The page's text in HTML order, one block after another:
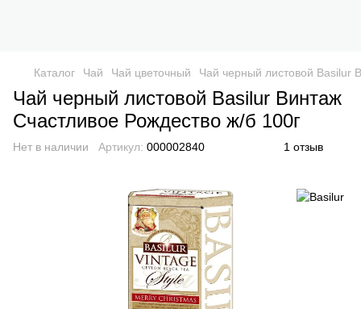
Каталог Чай Чай цветочный Чай черный листовой Basilur
Чай черный листовой Basilur Винтаж
Счастливое Рождество ж/б 100г
Нет в наличии Артикул: 000002840 1 отзыв